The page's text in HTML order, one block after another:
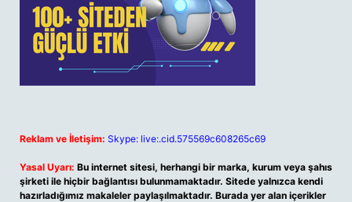
Reklam ve İletişim: Skype: live:.cid.575569c608265c69
Yasal Uyarı: Bu internet sitesi, herhangi bir marka, kurum veya şahıs
şirketi ile hiçbir bağlantısı bulunmamaktadır. Sitede yalnızca kendi
hazırladığımız makaleler paylaşılmaktadır. Burada yer alan içerikler